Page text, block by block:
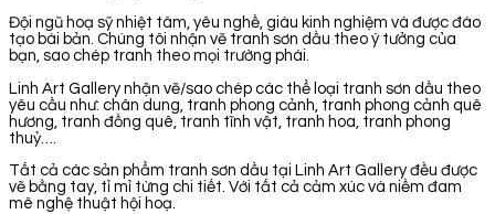
Đội ngũ hoạ sỹ nhiệt tâm, yêu nghề, giàu kinh nghiệm và được đào
tạo bài bản. Chúng tôi nhận vẽ tranh sơn dầu theo ý tưởng của
bạn, sao chép tranh theo mọi trường phái.
Linh Art Gallery nhận vẽ/sao chép các thể loại tranh sơn dầu theo
yêu cầu như: chân dung, tranh phong cảnh, tranh phong cảnh quê
hương, tranh đồng quê, tranh tĩnh vật, tranh hoa, tranh phong
thuỷ….
Tất cả các sản phẩm tranh sơn dầu tại Linh Art Gallery đều được
vẽ bằng tay, tỉ mỉ từng chi tiết. Với tất cả cảm xúc và niềm đam
mê nghệ thuật hội hoạ.